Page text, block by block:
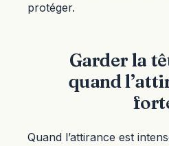
protéger.
Garder la
quand
Quand l’attirance est